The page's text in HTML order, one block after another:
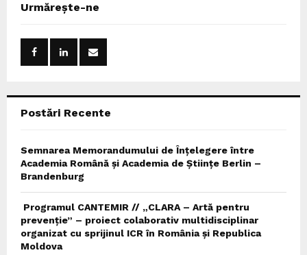
h
Urmărește-ne
Postări Recente
Semnarea Memorandumului de Înțelegere între
Academia Română și Academia de Științe Berlin –
Brandenburg
Programul CANTEMIR // „CLARA – Artă pentru
prevenție” – proiect colaborativ multidisciplinar
organizat cu sprijinul ICR în România și Republica
Moldova